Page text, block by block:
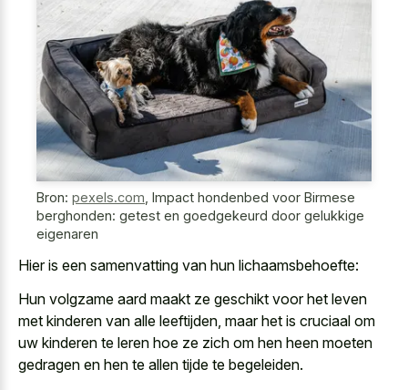
Bron: pexels.com Impact hondenbed voor Birmese
berghonden: getest en goedgekeurd door gelukkige
eigenaren
Hier is een samenvatting van hun lichaamsbehoefte:
Hun volgzame aard maakt ze geschikt voor het leven
met kinderen van alle leeftijden, maar het is cruciaal om
uw kinderen te leren hoe ze zich om hen heen moeten
gedragen en hen te allen tijde te begeleiden.